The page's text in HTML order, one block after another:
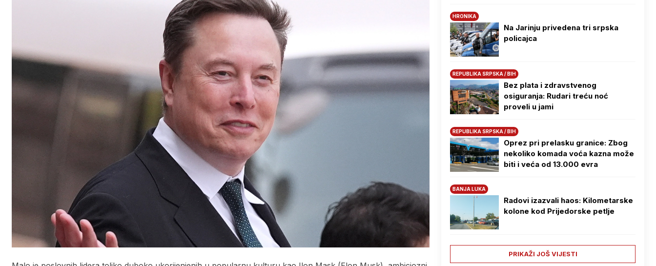
HRONIKA
Na Јarinju privedena tri srpska
policajca
REPUBLIKA SRPSKA / BIH
Bez plata i zdravstvenog
osiguranja: Rudari treću noć
proveli u jami
REPUBLIKA SRPSKA / BIH
Oprez pri prelasku granice: Zbog
nekoliko komada voća kazna može
biti i veća od 13.000 evra
BANJA LUKA
Radovi izazvali haos: Kilometarske
kolone kod Prijedorske petlje
PRIKAŽI JOŠ VIJESTI